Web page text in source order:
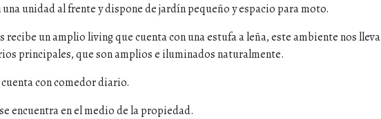
unidad al frente y dispone de jardín pequeño y espacio para moto.
recibe un amplio living que cuenta con una estufa a leña, este ambiente nos lleva
principales, que son amplios e iluminados naturalmente.
con comedor diario.
encuentra en el medio de la propiedad.